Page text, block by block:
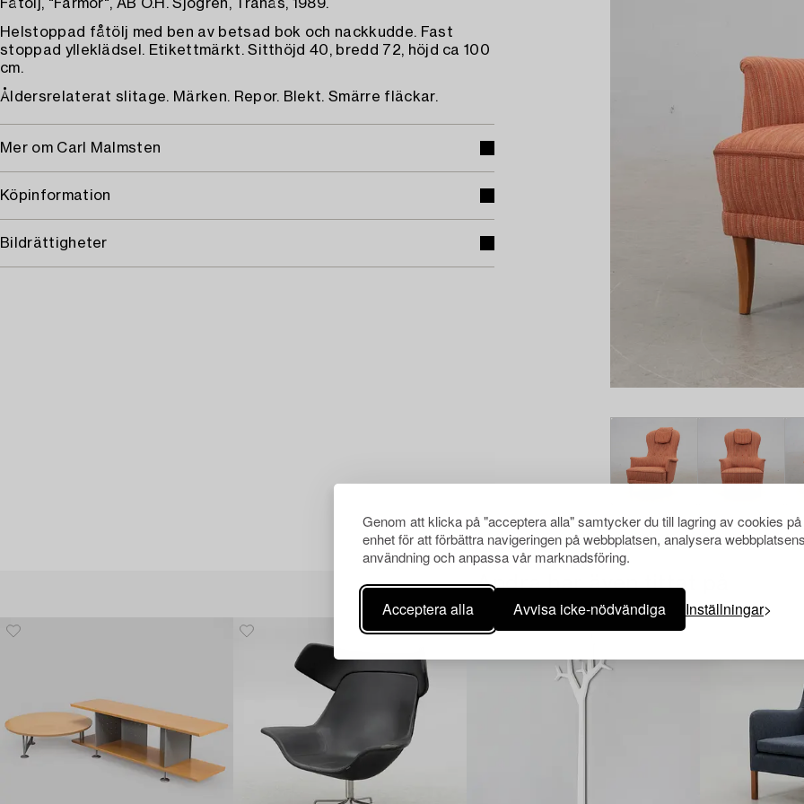
Genom att klicka på "acceptera alla" samtycker du till lagring av cookies
enhet för att förbättra navigeringen på webbplatsen, analysera
användning och anpassa vår marknadsföring.
Acceptera alla Avvisa icke-nödvändiga Inställningar
Fåtölj, "Farmor", AB O.H. Sjögren, Tranås, 1989.
Helstoppad fåtölj med ben av betsad bok och nackkudde. Fast
stoppad ylleklädsel. Etikettmärkt. Sitthöjd 40, bredd 72, höjd ca 100
cm.
Åldersrelaterat slitage. Märken. Repor. Blekt. Smärre fläckar.
Mer om Carl Malmsten
Köpinformation
Bildrättigheter
Andra har även tittat på